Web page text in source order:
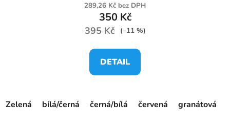
289,26 Kč bez DPH
350 Kč
395 Kč (–11 %)
DETAIL
Zelená bílá/černá černá/bílá červená granátová